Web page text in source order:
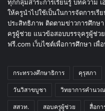
ทุกกลุ่มสาระการเรียนรู้ บทความ
ให้ครูนำไปใช้เป็นในการจัดการเ
ประสิทธิภาพ ติดตามข่าวการศึกษ
ครูผู้ช่วย แนวข้อสอบบรรจุครูผู้ช่ว
ฟรี.com เว็บไซต์เพื่อการศึกษา เ
กระทรวงศึกษาธิการ คุรุสภา
วันวิสาขบูชา วิทยาการคำนวณ
สสวท. สอบครูผู้ช่วย สื่อกา